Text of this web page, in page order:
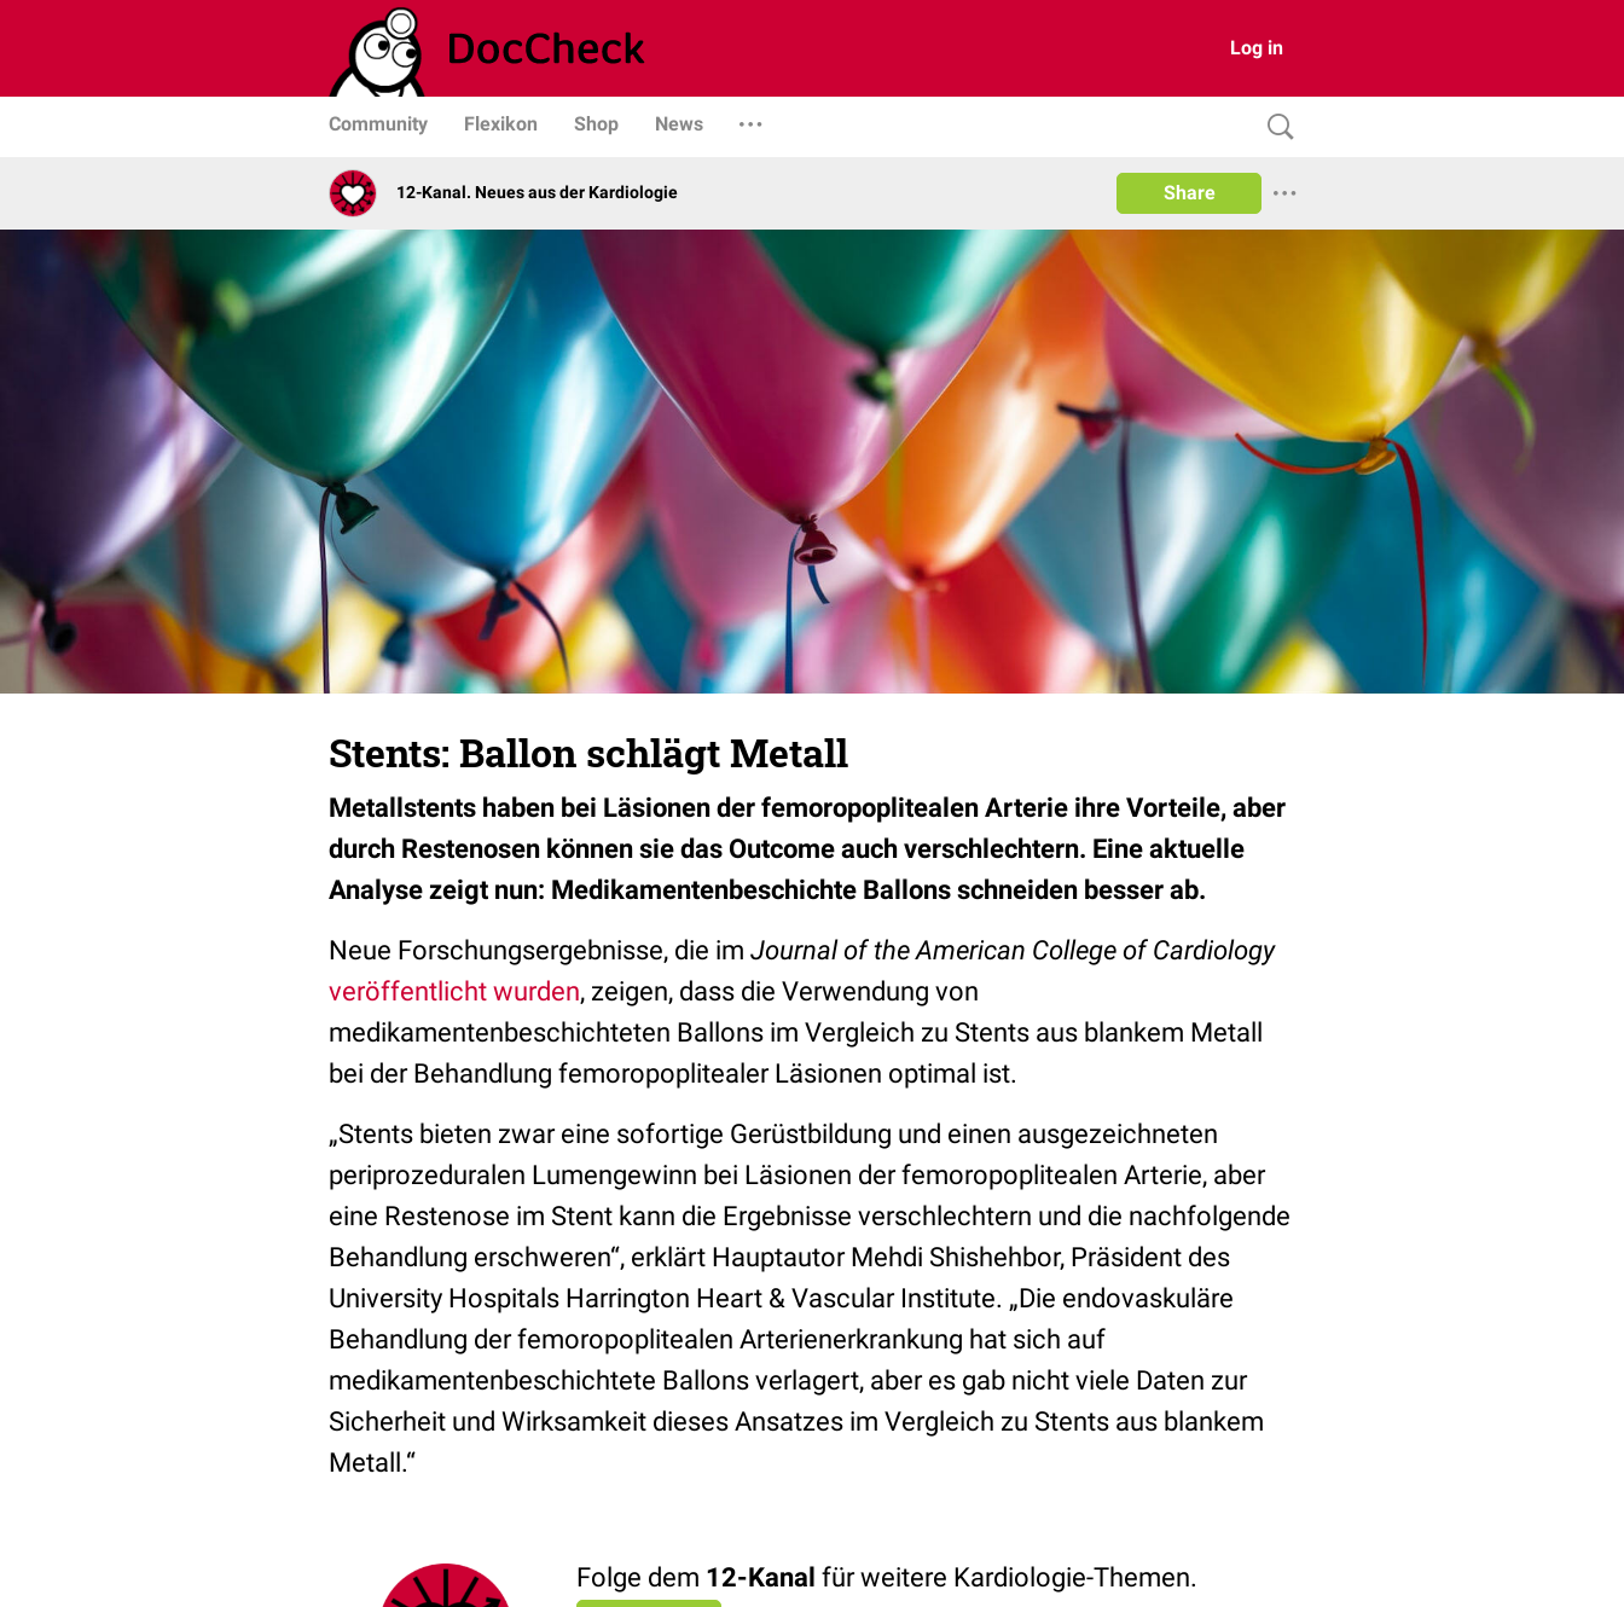
Log in
Community Flexikon Shop News
12-Kanal. Neues aus der Kardiologie Share
Stents: Ballon schlägt Metall
Metallstents haben bei Läsionen der femoropoplitealen Arterie ihre Vorteile, aber
durch Restenosen können sie das Outcome auch verschlechtern. Eine aktuelle
Analyse zeigt nun: Medikamentenbeschichte Ballons schneiden besser ab.
Neue Forschungsergebnisse, die im Journal of the American College of Cardiology
veröffentlicht wurden, zeigen, dass die Verwendung von
medikamentenbeschichteten Ballons im Vergleich zu Stents aus blankem Metall
bei der Behandlung femoropoplitealer Läsionen optimal ist.
„Stents bieten zwar eine sofortige Gerüstbildung und einen ausgezeichneten
periprozeduralen Lumengewinn bei Läsionen der femoropoplitealen Arterie, aber
eine Restenose im Stent kann die Ergebnisse verschlechtern und die nachfolgende
Behandlung erschweren“, erklärt Hauptautor Mehdi Shishehbor, Präsident des
University Hospitals Harrington Heart & Vascular Institute. „Die endovaskuläre
Behandlung der femoropoplitealen Arterienerkrankung hat sich auf
medikamentenbeschichtete Ballons verlagert, aber es gab nicht viele Daten zur
Sicherheit und Wirksamkeit dieses Ansatzes im Vergleich zu Stents aus blankem
Metall.“
Folge dem 12-Kanal für weitere Kardiologie-Themen.